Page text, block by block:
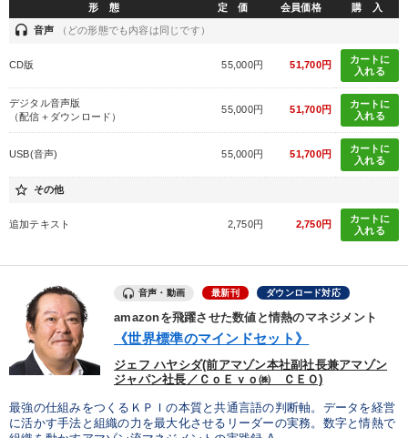
数字・税務・決算書 音声と動画で学ぶ
最新刊・戦略参謀ChatGPT実戦法と中小企業のDXと講話ご案内
井上和弘の財務力UP 企業戦略に学ぶ
目的別
パフォーマンス向上 社員研修を行いたい
発想力を磨きたい 後継者に聞かせたい
形 態 定 価 会員価格 購 入
headset 音声 （どの形態でも内容は同じです）
CD版 55,000円 51,700円
カートに
入れる
デジタル音声版
（配信＋ダウンロード）
55,000円 51,700円
カートに
入れる
USB(音声) 55,000円 51,700円
カートに
入れる
star_border その他
追加テキスト 2,750円 2,750円
カートに
入れる
音声・動画 最新刊 ダウンロード対応
amazonを飛躍させた数値と情熱のマネジメント
《世界標準のマインドセット》
ジェフ ハヤシダ(前アマゾン本社副社長兼アマゾン
ジャパン社長／ＣｏＥｖｏ㈱ ＣＥＯ)
最強の仕組みをつくるＫＰＩの本質と共通言語の判断軸。データを経営
に活かす手法と組織の力を最大化させるリーダーの実務。数字と情熱で